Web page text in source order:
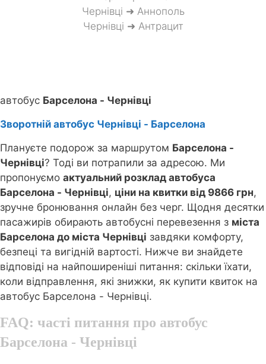
Чернівці ➜ Аннополь
Чернівці ➜ Антрацит
автобус Барселона - Чернівці
Зворотній автобус Чернівці - Барселона
Плануєте подорож за маршрутом Барселона -
Чернівці? Тоді ви потрапили за адресою. Ми
пропонуємо актуальний розклад автобуса
Барселона - Чернівці, ціни на квитки від 9866 грн,
зручне бронювання онлайн без черг. Щодня десятки
пасажирів обирають автобусні перевезення з міста
Барселона до міста Чернівці завдяки комфорту,
безпеці та вигідній вартості. Нижче ви знайдете
відповіді на найпоширеніші питання: скільки їхати,
коли відправлення, які знижки, як купити квиток на
автобус Барселона - Чернівці.
FAQ: часті питання про автобус
Барселона - Чернівці